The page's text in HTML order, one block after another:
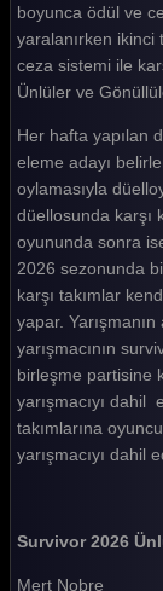
Survivor
Survivor
Survivor
Survivor
Survivor
Survivor
Survivor
Survivor
Survivor
Survivor
Survivor
boyunca ödül ve
yaralanırken ikinci
ceza sistemi ile
Ünlüler ve
Her hafta yapılan
eleme adayı
oylamasıyla
düellosunda karşı
oyununda sonra
2026 sezonunda
karşı takımlar
yapar.
yarışmacının
birleşme partisine
yarışmacıyı dahil
takımlarına
yarışmacıyı dahil
Survivor 2026
Mert Nobre